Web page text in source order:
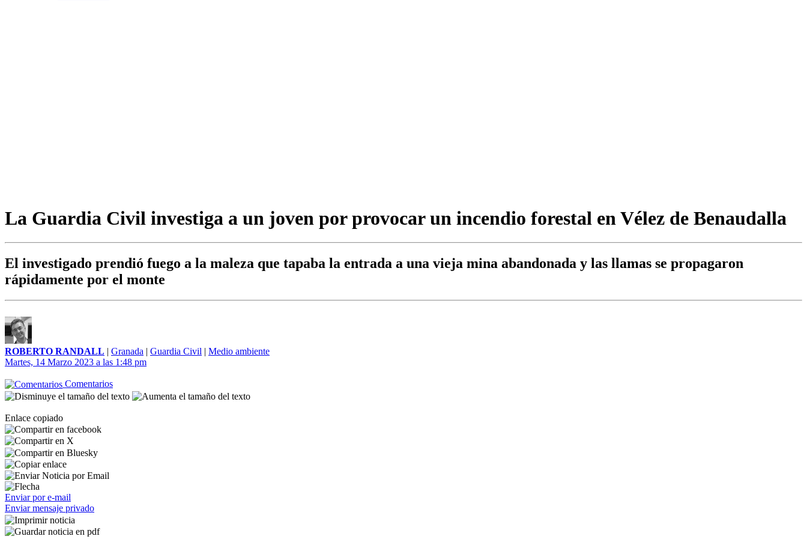
La Guardia Civil investiga a un joven por provocar un incendio forestal en Vélez de Benaudalla
El investigado prendió fuego a la maleza que tapaba la entrada a una vieja mina abandonada y las llamas se propagaron
rápidamente por el monte
ROBERTO RANDALL | Granada | Guardia Civil | Medio ambiente
Martes, 14 Marzo 2023 a las 1:48 pm
Comentarios
Enlace copiado
Enviar por e-mail
Enviar mensaje privado